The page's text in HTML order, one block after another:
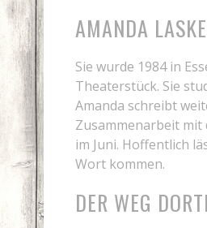
AMANDA
Sie wurde 1984 in
Theaterstück. Sie
Amanda schreibt
Zusammenarbeit mit
im Juni. Hoffentlich
Wort kommen.
DER WEG